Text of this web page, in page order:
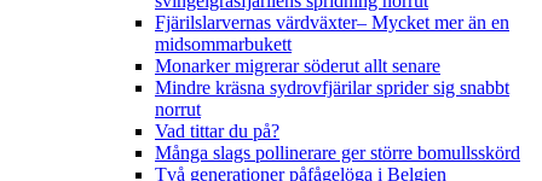
Fjärilslarvernas värdväxter– Mycket mer än en
midsommarbukett
Monarker migrerar söderut allt senare
Mindre kräsna sydrovfjärilar sprider sig snabbt
norrut
Vad tittar du på?
Många slags pollinerare ger större bomullsskörd
Två generationer påfågelöga i Belgien